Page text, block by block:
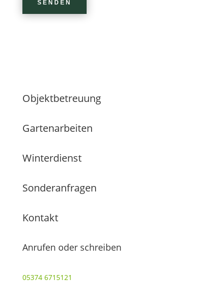
Objektbetreuung
Gartenarbeiten
Winterdienst
Sonderanfragen
Kontakt
Anrufen oder schreiben
05374 6715121